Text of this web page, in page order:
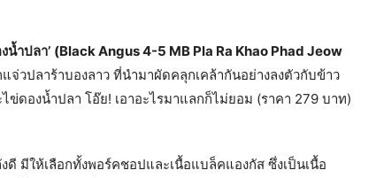
นํ้าปลา’ (Black Angus 4-5 MB Pla Ra Khao Phad Jeow
วปลาร้าบองลาว ที่นำมาผัดคลุกเคล้ากันอย่างลงตัวกับข้าว
ดองนํ้าปลา โอ๊ย! เอาอะไรมาแลกก็ไม่ยอม (ราคา 279 บาท)
ดี มีให้เลือกทั้งพอร์คชอปและเนื้อแบล็คแองกัส ซึ่งเป็นเนื้อ